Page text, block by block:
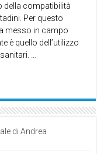
della compatibilità
Per questo
messo in campo
è quello dell’utilizzo
…
di Andrea